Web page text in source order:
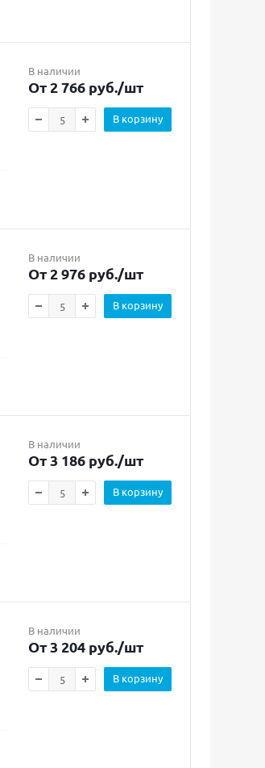
В наличии
От 2 766 руб./шт
В корзину
В наличии
От 2 976 руб./шт
В корзину
В наличии
От 3 186 руб./шт
В корзину
В наличии
От 3 204 руб./шт
В корзину